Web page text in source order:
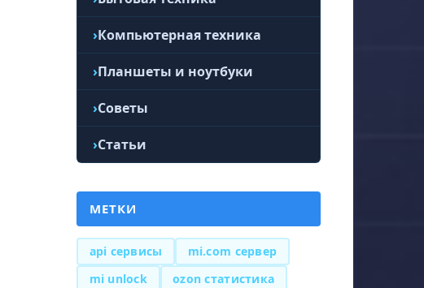
Компьютерная техника
Планшеты и ноутбуки
Советы
Статьи
МЕТКИ
api сервисы
mi.com сервер
mi unlock
ozon статистика